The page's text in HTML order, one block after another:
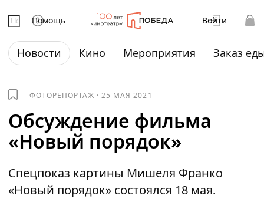
Помощь Войти
Новости Кино Мероприятия Заказ
ФОТОРЕПОРТАЖ ·25 МАЯ 2021
Обсуждение фильма
«Новый порядок»
Спецпоказ картины Мишеля Франко
«Новый порядок» состоялся 18 мая.